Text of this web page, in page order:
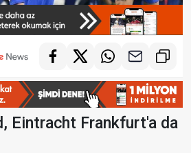
Eintracht Frankfurt'a da